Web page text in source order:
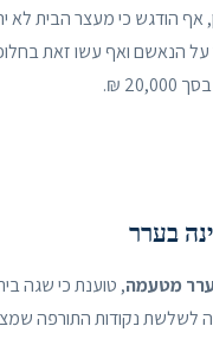
הודגש כי מעצר הבית לא
על הנאשם ואף עשו זאת
₪.
בערר
מטעמה, טוענת כי שגה
לשלשת נקודות התורפה